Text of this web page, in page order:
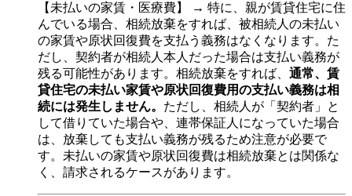
【未払いの家賃・医療費】 → 特に、親が賃貸住宅に住
んでいる場合、 相続放棄をすれば、被相続人の未払い
の家賃や原状回復費を支払う義務はなくなります。た
だし、契約者が相続人本人だった場合は支払い義務が
残る可能性があります。 相続放棄をすれば、 通常、賃
貸住宅の未払い家賃や原状回復費用の支払い義務は相
続には発生しません。 ただし、相続人が「契約者」と
して借りていた場合や、連帯保証人になっていた場合
は、放棄しても支払い義務が残るため注意が必要で
す。 未払いの家賃や原状回復費は相続放棄とは関係な
く、請求されるケースがあります。